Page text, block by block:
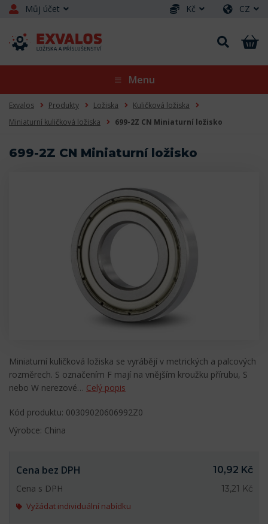
Můj účet Kč CZ
Menu
Exvalos Produkty Ložiska
Kuličková ložiska
Miniaturní kuličková ložiska
699-2Z CN Miniaturní ložisko
699-2Z CN Miniaturní ložisko
Miniaturní kuličková ložiska se vyrábějí v metrických a palcových
rozměrech. S označením F mají na vnějším kroužku přírubu, S
nebo W nerezové… Celý popis
Kód produktu: 00309020606992Z0
Výrobce: China
Cena bez DPH
10,92 Kč
Cena s DPH
13,21 Kč
Vyžádat individuální nabídku